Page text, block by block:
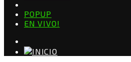
POPUP
EN VIVO!